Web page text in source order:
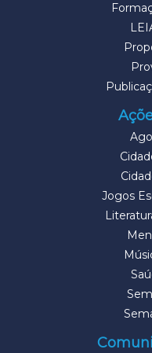
Jogos